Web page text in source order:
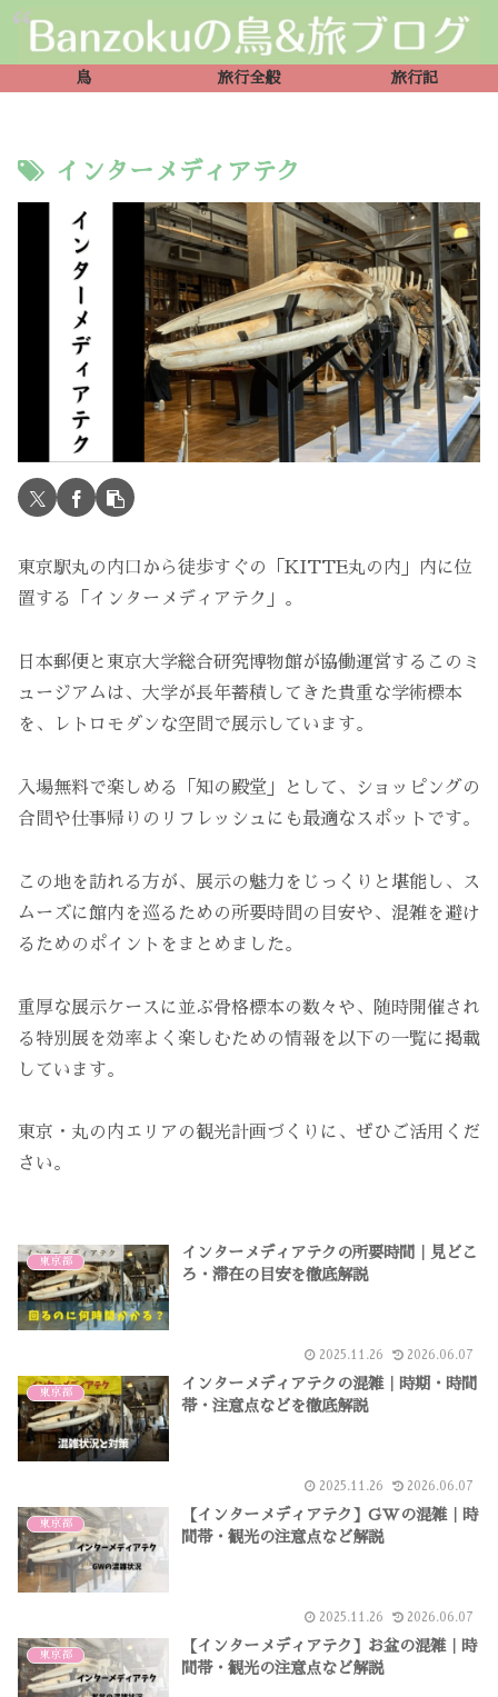
鳥 旅行全般 旅行記
インターメディアテク
東京駅丸の内口から徒歩すぐの「KITTE丸の内」内に位
置する「インターメディアテク」。
日本郵便と東京大学総合研究博物館が協働運営するこのミ
ュージアムは、大学が長年蓄積してきた貴重な学術標本
を、レトロモダンな空間で展示しています。
入場無料で楽しめる「知の殿堂」として、ショッピングの
合間や仕事帰りのリフレッシュにも最適なスポットです。
この地を訪れる方が、展示の魅力をじっくりと堪能し、ス
ムーズに館内を巡るための所要時間の目安や、混雑を避け
るためのポイントをまとめました。
重厚な展示ケースに並ぶ骨格標本の数々や、随時開催され
る特別展を効率よく楽しむための情報を以下の一覧に掲載
しています。
東京・丸の内エリアの観光計画づくりに、ぜひご活用くだ
さい。
東京都
インターメディアテクの所要時間｜見どこ
ろ・滞在の目安を徹底解説
2025.11.26 2026.06.07
東京都
インターメディアテクの混雑｜時期・時間
帯・注意点などを徹底解説
2025.11.26 2026.06.07
東京都
【インターメディアテク】GWの混雑｜時
間帯・観光の注意点など解説
2025.11.26 2026.06.07
東京都
【インターメディアテク】お盆の混雑｜時
間帯・観光の注意点など解説